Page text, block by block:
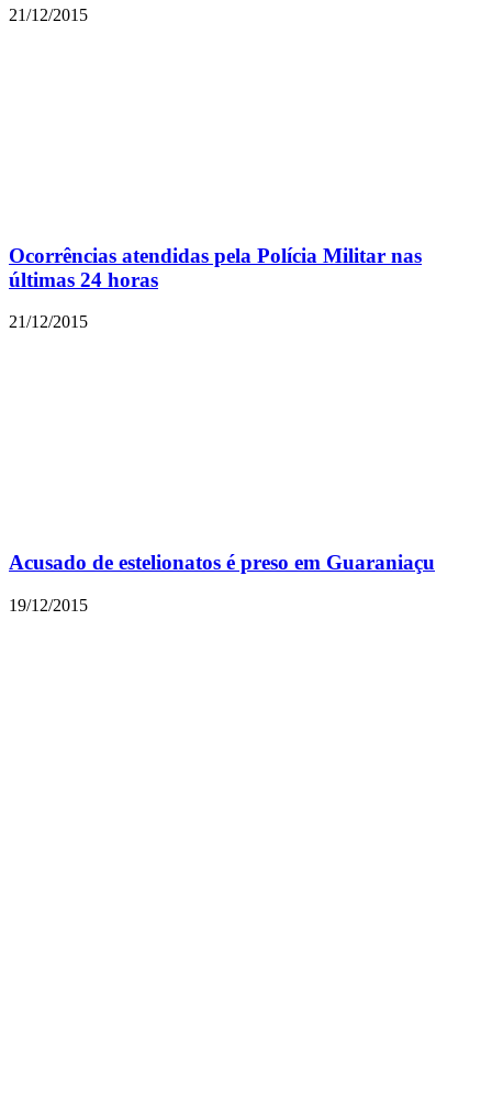
21/12/2015
Ocorrências atendidas pela Polícia Militar nas
últimas 24 horas
21/12/2015
Acusado de estelionatos é preso em Guaraniaçu
19/12/2015